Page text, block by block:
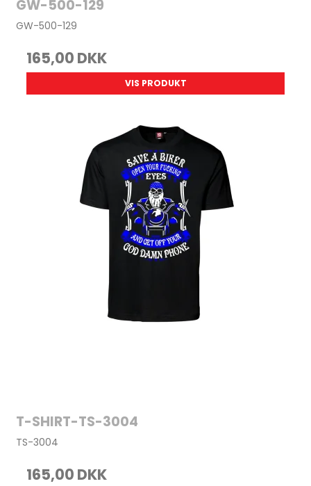
GW-500-129
GW-500-129
165,00 DKK
VIS PRODUKT
T-SHIRT-TS-3004
TS-3004
165,00 DKK